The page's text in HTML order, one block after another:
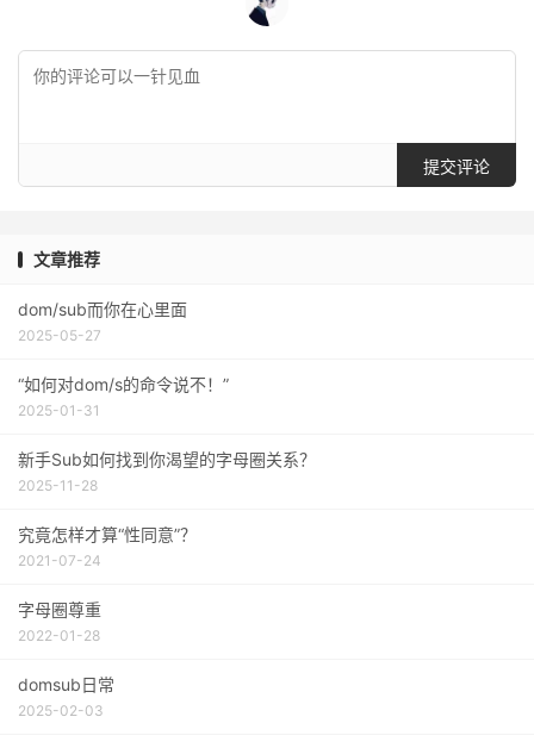
提交评论
文章推荐
dom/sub而你在心里面
2025-05-27
“如何对dom/s的命令说不！”
2025-01-31
新手Sub如何找到你渴望的字母圈关系？
2025-11-28
究竟怎样才算“性同意”？
2021-07-24
字母圈尊重
2022-01-28
domsub日常
2025-02-03